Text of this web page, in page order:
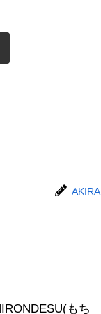
AKIRA
もち